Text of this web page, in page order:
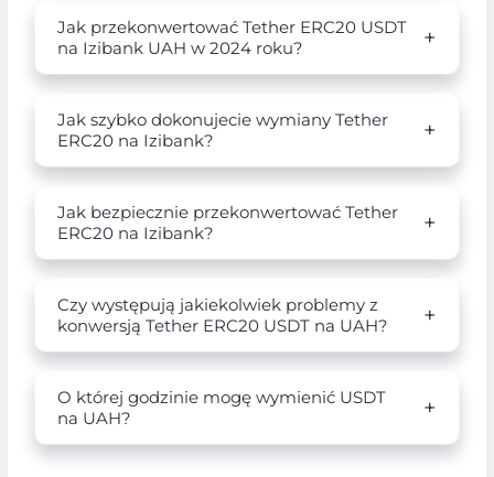
Jak przekonwertować Tether ERC20 USDT
na Izibank UAH w 2024 roku?
Jak szybko dokonujecie wymiany Tether
ERC20 na Izibank?
Jak bezpiecznie przekonwertować Tether
ERC20 na Izibank?
Czy występują jakiekolwiek problemy z
konwersją Tether ERC20 USDT na UAH?
O której godzinie mogę wymienić USDT
na UAH?